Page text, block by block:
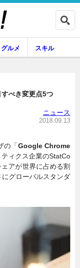
門家インタビュー
ニュース
エンタメ
グルメ スキル
べき変更点5つ
ニュース
2018.09.13
の「Google Chrome
ティクス企業のStatCo
アが世界に占める割
グローバルスタンダ